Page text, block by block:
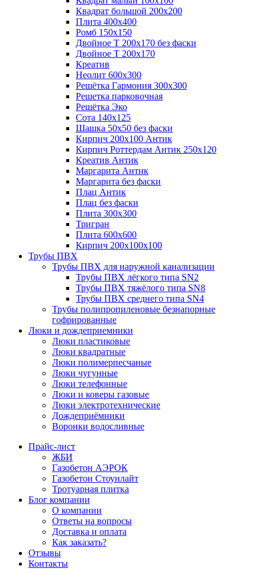
Квадрат большой 200х200
Плита 400х400
Ромб 150х150
Двойное Т 200х170 без фаски
Двойное Т 200х170
Креатив
Неолит 600х300
Решётка Гармония 300х300
Решетка парковочная
Решётка Эко
Сота 140х125
Шашка 50х50 без фаски
Кирпич 200х100 Антик
Кирпич Роттердам Антик 250х120
Креатив Антик
Маргарита Антик
Маргарита без фаски
Плац Антик
Плац без фаски
Плита 300х300
Тригран
Плита 600х600
Кирпич 200х100х100
Трубы ПВХ
Трубы ПВХ для наружной канализации
Трубы ПВХ лёгкого типа SN2
Трубы ПВХ тяжёлого типа SN8
Трубы ПВХ среднего типа SN4
Трубы полипропиленовые безнапорные
гофрированные
Люки и дождеприемники
Люки пластиковые
Люки квадратные
Люки полимерпесчаные
Люки чугунные
Люки телефонные
Люки и коверы газовые
Люки электротехнические
Дождеприёмники
Воронки водосливные
Прайс-лист
ЖБИ
Газобетон АЭРОК
Газобетон Стоунлайт
Тротуарная плитка
Блог компании
О компании
Ответы на вопросы
Доставка и оплата
Как заказать?
Отзывы
Контакты